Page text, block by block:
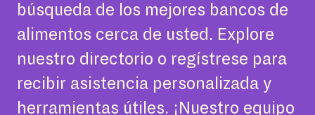
búsqueda de los mejores bancos de
alimentos cerca de usted. Explore
nuestro directorio o regístrese para
recibir asistencia personalizada y
herramientas útiles. ¡Nuestro equipo